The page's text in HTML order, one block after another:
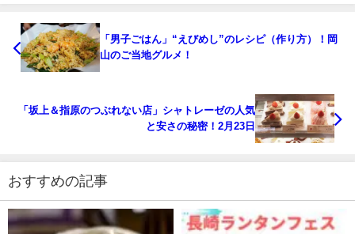
「男子ごはん」“えびめし”のレシピ（作り方）！岡
山のご当地グルメ！
「坂上＆指原のつぶれない店」シャトレーゼの人気
と安さの秘密！2月23日
おすすめの記事